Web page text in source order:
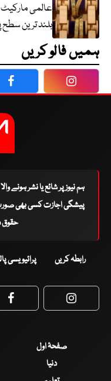
بلند ترین سطح
ہمیں فالو کریں
Facebook
ہم نیوز پر شائع یا نشر ہونے
پیشگی اجازت کسی بھی صورت
حقوق
رابطہ کریں پرائیویسی
Facebook
صفحۂ اول
دنیا